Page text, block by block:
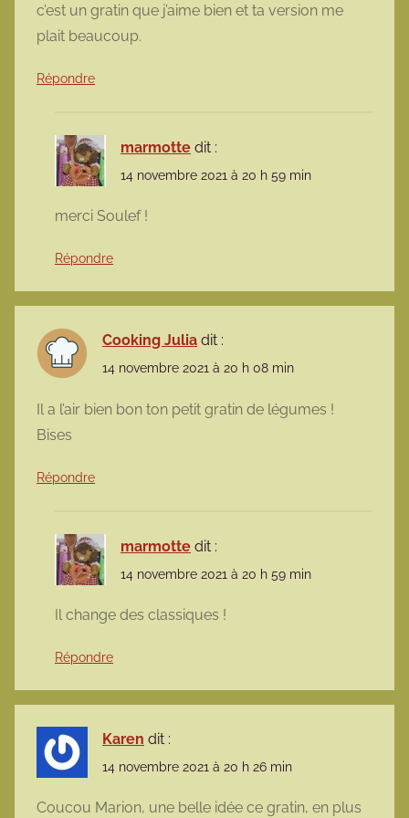
c’est un gratin que j’aime bien et ta version me
plait beaucoup.
Répondre
marmotte dit :
14 novembre 2021 à 20 h 59 min
merci Soulef !
Répondre
Cooking Julia dit :
14 novembre 2021 à 20 h 08 min
Il a l’air bien bon ton petit gratin de légumes !
Bises
Répondre
marmotte dit :
14 novembre 2021 à 20 h 59 min
Il change des classiques !
Répondre
Karen dit :
14 novembre 2021 à 20 h 26 min
Coucou Marion, une belle idée ce gratin, en plus